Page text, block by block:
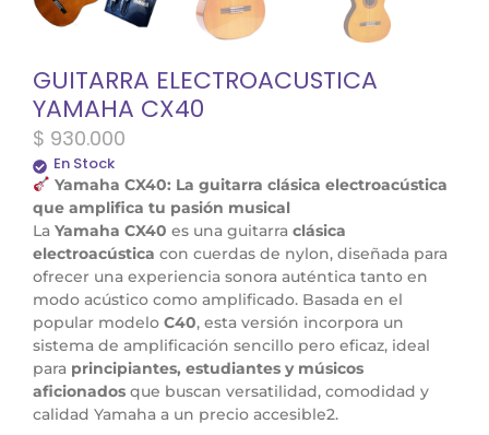
GUITARRA ELECTROACUSTICA
YAMAHA CX40
$ 930.000
En Stock
Yamaha CX40: La guitarra clásica electroacústica
que amplifica tu pasión musical
La Yamaha CX40 es una guitarra clásica
electroacústica con cuerdas de nylon, diseñada para
ofrecer una experiencia sonora auténtica tanto en
modo acústico como amplificado. Basada en el
popular modelo C40, esta versión incorpora un
sistema de amplificación sencillo pero eficaz, ideal
para principiantes, estudiantes y músicos
aficionados que buscan versatilidad, comodidad y
calidad Yamaha a un precio accesible2.